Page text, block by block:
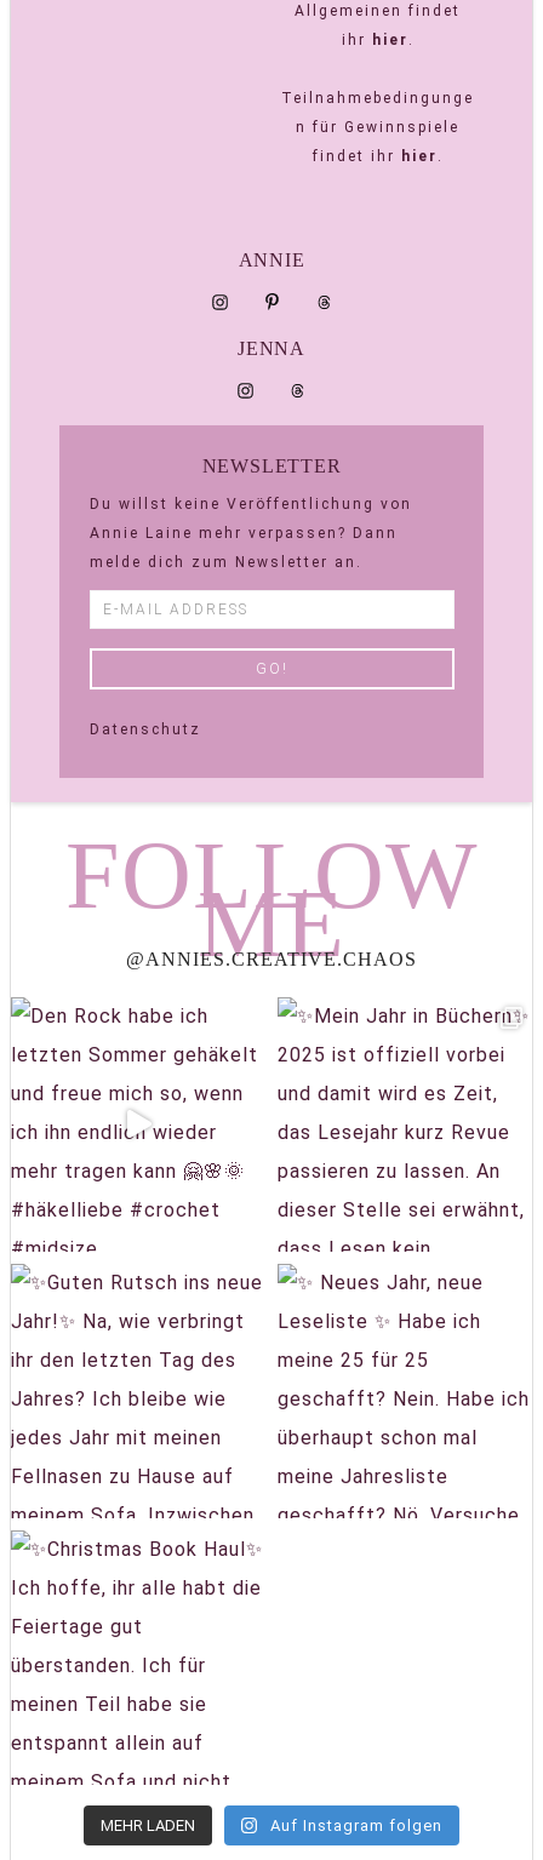
Allgemeinen findet
ihr
hier .
Teilnahmebedingunge
n für Gewinnspiele
findet ihr
hier .
ANNIE
JENNA
NEWSLETTER
Du willst keine Veröffentlichung von
Annie Laine mehr verpassen? Dann
melde dich zum Newsletter an.
Datenschutz
FOLLOW
ME
@ANNIES.CREATIVE.CHAOS
MEHR LADEN Auf Instagram folgen